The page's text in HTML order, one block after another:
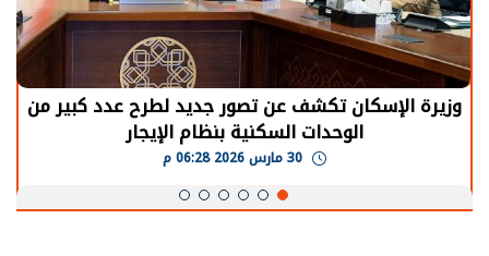
وزيرة الإسكان تكشف عن تصور جديد لطرح عدد كبير من
الوحدات السكنية بنظام الإيجار